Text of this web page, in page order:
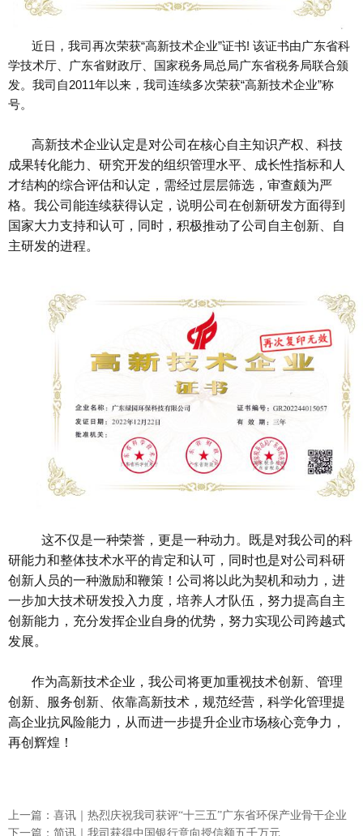
近日，我司再次荣获“高新技术企业”证书! 该证书由广东省科
学技术厅、广东省财政厅、国家税务局总局广东省税务局联合颁
发。我司自2011年以来，我司连续多次荣获“高新技术企业”称
号。
高新技术企业认定是对公司在核心自主知识产权、科技
成果转化能力、研究开发的组织管理水平、成长性指标和人
才结构的综合评估和认定，需经过层层筛选，审查颇为严
格。我公司能连续获得认定，说明公司在创新研发方面得到
国家大力支持和认可，同时，积极推动了公司自主创新、自
主研发的进程。
这不仅是一种荣誉，更是一种动力。既是对我公司的科
研能力和整体技术水平的肯定和认可，同时也是对公司科研
创新人员的一种激励和鞭策！公司将以此为契机和动力，进
一步加大技术研发投入力度，培养人才队伍，努力提高自主
创新能力，充分发挥企业自身的优势，努力实现公司跨越式
发展。
作为高新技术企业，我公司将更加重视技术创新、管理
创新、服务创新、依靠高新技术，规范经营，科学化管理提
高企业抗风险能力，从而进一步提升企业市场核心竞争力，
再创辉煌！
上一篇：喜讯｜热烈庆祝我司获评“十三五”广东省环保产业骨干企业
下一篇：简讯｜我司获得中国银行意向授信额五千万元